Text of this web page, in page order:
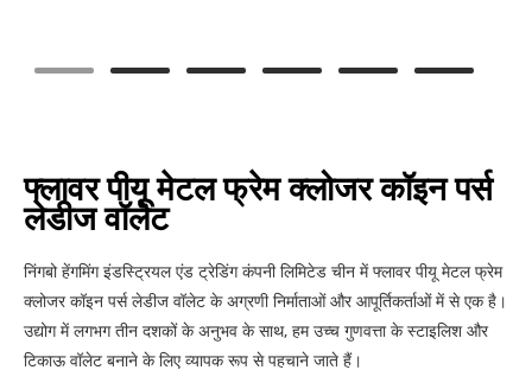
फ्लावर पीयू मेटल फ्रेम क्लोजर कॉइन पर्स
लेडीज वॉलेट
​निंगबो हेंगमिंग इंडस्ट्रियल एंड ट्रेडिंग कंपनी लिमिटेड चीन में फ्लावर पीयू मेटल फ्रेम
क्लोजर कॉइन पर्स लेडीज वॉलेट के अग्रणी निर्माताओं और आपूर्तिकर्ताओं में से एक है।
उद्योग में लगभग तीन दशकों के अनुभव के साथ, हम उच्च गुणवत्ता के स्टाइलिश और
टिकाऊ वॉलेट बनाने के लिए व्यापक रूप से पहचाने जाते हैं।